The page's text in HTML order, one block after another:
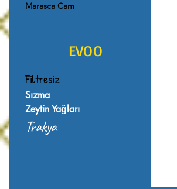
Marasca Cam
EVOO
Filtresiz
Sızma
Zeytin Yağları
Trakya